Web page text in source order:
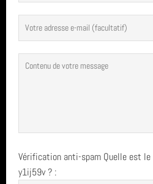
Vérification anti-spam Quelle est le
y1ij59v? :